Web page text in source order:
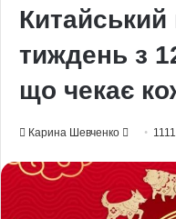
Китайський
тиждень з
що чекає
Карина Шевченко
Send
email